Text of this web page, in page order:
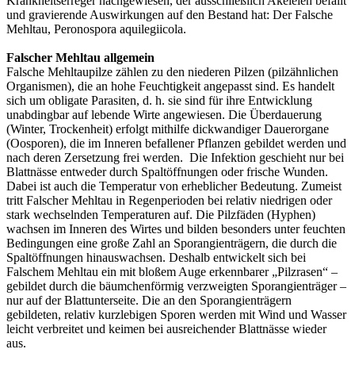
und gravierende Auswirkungen auf den Bestand hat: Der Falsche
Mehltau, Peronospora aquilegiicola.
Falscher Mehltau allgemein
Falsche Mehltaupilze zählen zu den niederen Pilzen (pilzähnlichen
Organismen), die an hohe Feuchtigkeit angepasst sind. Es handelt
sich um obligate Parasiten, d. h. sie sind für ihre Entwicklung
unabdingbar auf lebende Wirte angewiesen. Die Überdauerung
(Winter, Trockenheit) erfolgt mithilfe dickwandiger Dauerorgane
(Oosporen), die im Inneren befallener Pflanzen gebildet werden und
nach deren Zersetzung frei werden. Die Infektion geschieht nur bei
Blattnässe entweder durch Spaltöffnungen oder frische Wunden.
Dabei ist auch die Temperatur von erheblicher Bedeutung. Zumeist
tritt Falscher Mehltau in Regenperioden bei relativ niedrigen oder
stark wechselnden Temperaturen auf. Die Pilzfäden (Hyphen)
wachsen im Inneren des Wirtes und bilden besonders unter feuchten
Bedingungen eine große Zahl an Sporangienträgern, die durch die
Spaltöffnungen hinauswachsen. Deshalb entwickelt sich bei
Falschem Mehltau ein mit bloßem Auge erkennbarer „Pilzrasen“ –
gebildet durch die bäumchenförmig verzweigten Sporangienträger –
nur auf der Blattunterseite. Die an den Sporangienträgern
gebildeten, relativ kurzlebigen Sporen werden mit Wind und Wasser
leicht verbreitet und keimen bei ausreichender Blattnässe wieder
aus.